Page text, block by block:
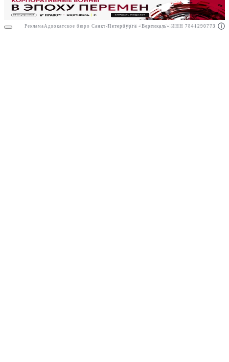
РекламаООО "Право.ру" ИНН: 7704835288
Реклама Адвокатское бюро Санкт-Петербурга «Вертикаль» ИНН 7841290773